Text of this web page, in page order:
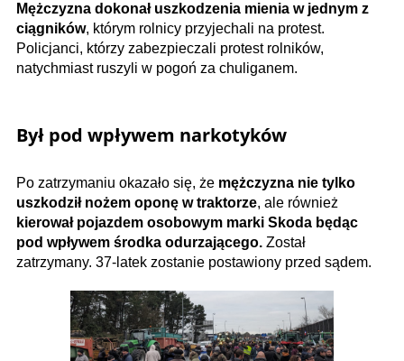
Mężczyzna dokonał uszkodzenia mienia w jednym z
ciągników, którym rolnicy przyjechali na protest.
Policjanci, którzy zabezpieczali protest rolników,
natychmiast ruszyli w pogoń za chuliganem.
Był pod wpływem narkotyków
Po zatrzymaniu okazało się, że mężczyzna nie tylko
uszkodził nożem oponę w traktorze, ale również
kierował pojazdem osobowym marki Skoda będąc
pod wpływem środka odurzającego. Został
zatrzymany. 37-latek zostanie postawiony przed sądem.